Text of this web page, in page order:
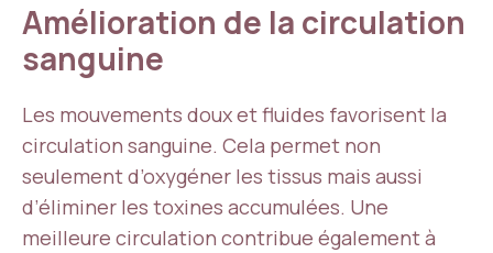
Amélioration de la circulation
sanguine
Les mouvements doux et fluides favorisent la
circulation sanguine. Cela permet non
seulement d’oxygéner les tissus mais aussi
d’éliminer les toxines accumulées. Une
meilleure circulation contribue également à